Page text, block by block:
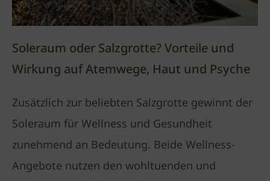
Soleraum oder Salzgrotte? Vorteile und
Wirkung auf Atemwege, Haut und Psyche​
Zusätzlich zur beliebten Salzgrotte gewinnt der
Soleraum für Wellness und Gesundheit
zunehmend an Bedeutung. Beide Wellness-
Angebote nutzen den wohltuenden und